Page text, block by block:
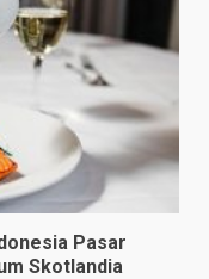
Pasar
Skotlandia